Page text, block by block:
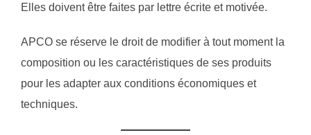
Elles doivent être faites par lettre écrite et motivée.
APCO se réserve le droit de modifier à tout moment la
composition ou les caractéristiques de ses produits
pour les adapter aux conditions économiques et
techniques.